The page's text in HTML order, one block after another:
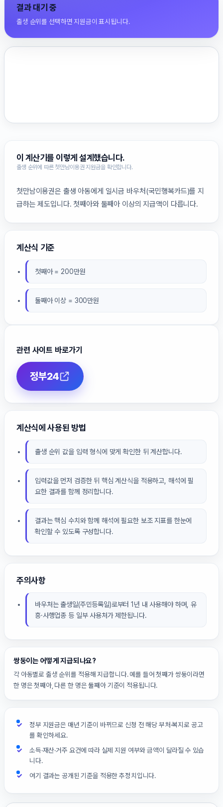
결과 대기 중
출생 순위를 선택하면 지원금이 표시됩니다.
이 계산기를 이렇게 설계했습니다.
출생 순위에 따른 첫만남이용권 지원금을 확인합니다.
첫만남이용권은 출생 아동에게 일시금 바우처(국민행복카드)를 지
급하는 제도입니다. 첫째아와 둘째아 이상의 지급액이 다릅니다.
계산식 기준
첫째아 = 200만원
둘째아 이상 = 300만원
관련 사이트 바로가기
정부24
계산식에 사용된 방법
출생 순위 값을 입력 형식에 맞게 확인한 뒤 계산합니다.
입력값을 먼저 검증한 뒤 핵심 계산식을 적용하고, 해석에 필
요한 결과를 함께 정리합니다.
결과는 핵심 수치와 함께 해석에 필요한 보조 지표를 한눈에
확인할 수 있도록 구성합니다.
주의사항
바우처는 출생일(주민등록일)로부터 1년 내 사용해야 하며, 유
흥·사행업종 등 일부 사용처가 제한됩니다.
쌍둥이는 어떻게 지급되나요?
각 아동별로 출생 순위를 적용해 지급합니다. 예를 들어 첫째가 쌍둥이라면
한 명은 첫째아, 다른 한 명은 둘째아 기준이 적용됩니다.
정부 지원금은 매년 기준이 바뀌므로 신청 전 해당 부처·복지로 공고
를 확인하세요.
소득·재산·거주 요건에 따라 실제 지원 여부와 금액이 달라질 수 있습
니다.
여기 결과는 공개된 기준을 적용한 추정치입니다.